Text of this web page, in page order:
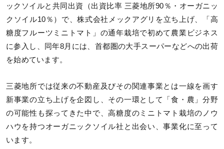
ックソイルと共同出資（出資比率 三菱地所90％・オーガニッ
クソイル10％）で、株式会社メックアグリを立ち上げ、「高
糖度フルーツミニトマト」の通年栽培で初めて農業ビジネス
に参入し、同年8月には、首都圏の大手スーパーなどへの出荷
を始めています。
三菱地所では従来の不動産及びその関連事業とは一線を画す
新事業の立ち上げを企図し、その一環として「食・農」分野
の可能性も探ってきた中で、高糖度のミニトマト栽培のノウ
ハウを持つオーガニックソイル社と出会い、事業化に至って
います。